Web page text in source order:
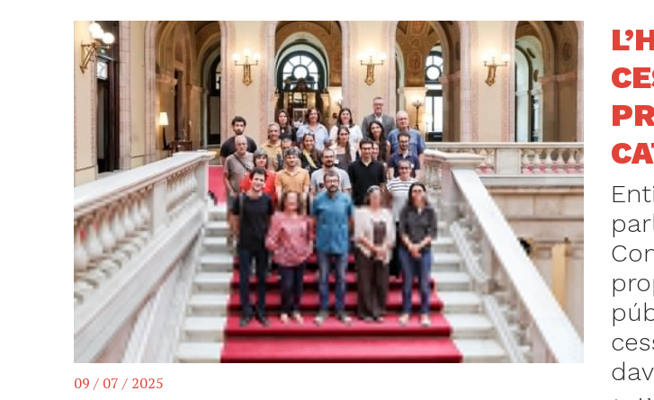
09 / 07 / 2025